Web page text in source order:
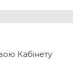
Кабінету